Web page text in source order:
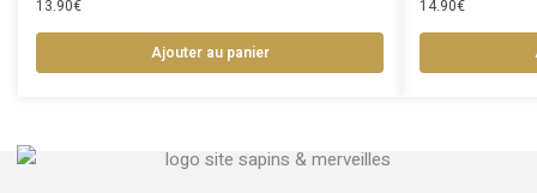
13.90€
Ajouter au panier
14.90€